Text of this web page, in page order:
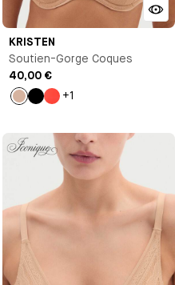
KRISTEN
Soutien-Gorge Coques
40,00 €
+1